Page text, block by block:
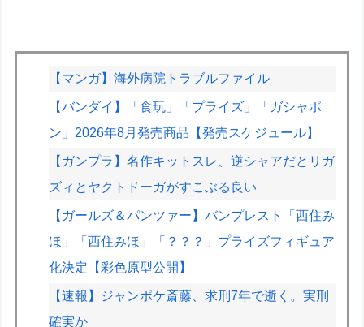
【マンガ】海外病院トラブルファイル
【バンダイ】「食玩」「プライズ」「ガシャポ
ン」2026年8月発売商品【発売スケジュール】
【ガンプラ】名作キットスレ、逆シャアだとリガ
ズィとヤクトドーガがすこぶる良い
【ガールズ＆パンツァー】バンプレスト「西住み
ほ」「西住みほ」「？？？」プライズフィギュア
化決定【彩色原型公開】
【速報】ジャンポケ斎藤、求刑7年で逝く。実刑
確実か